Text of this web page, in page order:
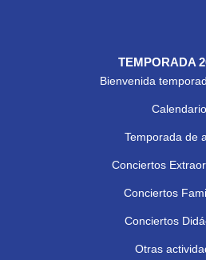
TEMPORADA
Bienvenida
Calendario
Temporada de
Conciertos
Conciertos
Conciertos
Otras